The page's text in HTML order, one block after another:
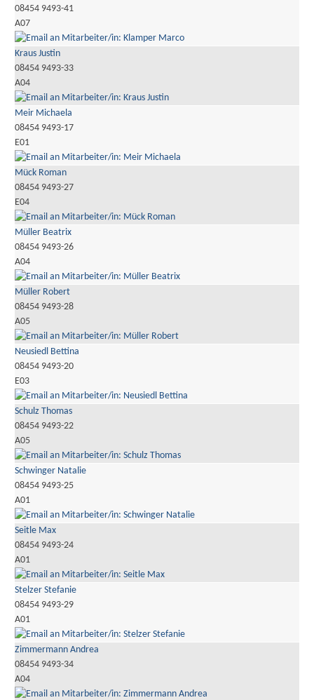
08454 9493-41
A07
Kraus Justin
08454 9493-33
A04
Meir Michaela
08454 9493-17
E01
Mück Roman
08454 9493-27
E04
Müller Beatrix
08454 9493-26
A04
Müller Robert
08454 9493-28
A05
Neusiedl Bettina
08454 9493-20
E03
Schulz Thomas
08454 9493-22
A05
Schwinger Natalie
08454 9493-25
A01
Seitle Max
08454 9493-24
A01
Stelzer Stefanie
08454 9493-29
A01
Zimmermann Andrea
08454 9493-34
A04